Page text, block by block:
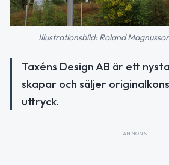
Illustrationsbild: Roland
Taxéns Design AB är ett
skapar och säljer
uttryck.
ANNONS